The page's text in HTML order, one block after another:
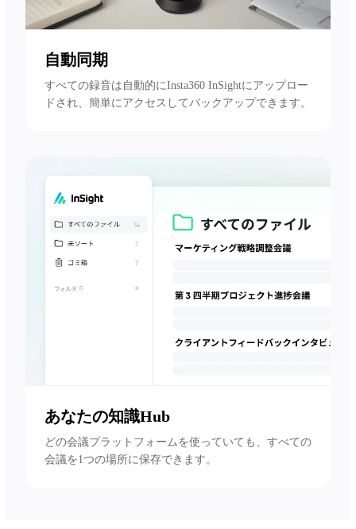
自動同期
すべての録音は自動的にInsta360 InSightにアップロー
ドされ、簡単にアクセスしてバックアップできます。
あなたの知識Hub
どの会議プラットフォームを使っていても、すべての
会議を1つの場所に保存できます。